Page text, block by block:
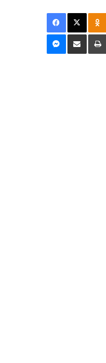
Facebook
X
Messenger
Distribuie prin mail